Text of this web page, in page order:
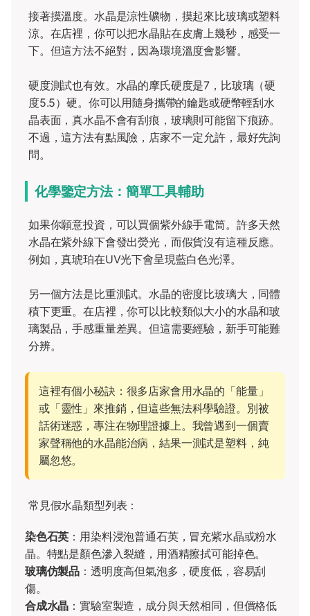
接著摸溫度。水晶是涼性礦物，摸起來比玻璃或塑料
涼。在店裡，你可以把水晶貼在皮膚上幾秒，感受一
下。但這方法不絕對，因為環境溫度會影響。
硬度測試也有效。水晶的摩氏硬度是7，比玻璃（硬
度5.5）硬。你可以用隨身攜帶的鑰匙或硬幣輕刮水
晶表面，真水晶不會有刮痕，玻璃則可能留下痕跡。
不過，這方法有點風險，店家不一定允許，最好先詢
問。
化學鑒定方法：簡單工具輔助
如果你願意投資，可以買個紫外線手電筒。許多天然
水晶在紫外線下會發出熒光，而假貨沒有這種反應。
例如，真琥珀在UV光下會呈現藍白色光澤。
另一個方法是比重測試。水晶的密度比玻璃大，同體
積下更重。在店裡，你可以比較類似大小的水晶和玻
璃製品，手感重量差異。但這需要經驗，新手可能難
分辨。
這裡有個小秘訣：很多店家會用水晶的「能量」
或「靈性」來推銷，但這些無法科學驗證。別被
話術迷惑，專注在物理證據上。我曾遇到一個賣
家聲稱他的水晶能治病，結果一測試是塑料，純
屬忽悠。
常見假水晶類型列表：
染色石英 ：用染料浸泡普通石英，冒充紫水晶或粉水
晶。特點是顏色滲入裂縫，用酒精擦拭可能掉色。
玻璃仿製品 ：透明度高但氣泡多，硬度低，容易刮
傷。
合成水晶 ：實驗室製造，成分與天然相同，但價格低